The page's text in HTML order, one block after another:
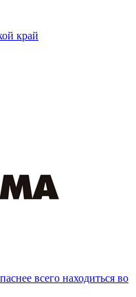
край
всего находиться во